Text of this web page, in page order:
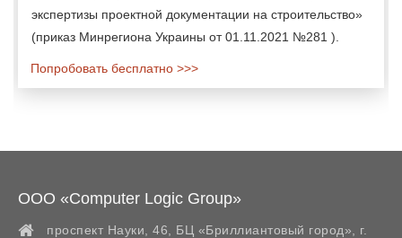
экспертизы проектной документации на строительство»
(приказ Минрегиона Украины от 01.11.2021 №281 ).
Попробовать бесплатно >>>
ООО «Computer Logic Group»
проспект Науки, 46, БЦ «Бриллиантовый город»,
г.